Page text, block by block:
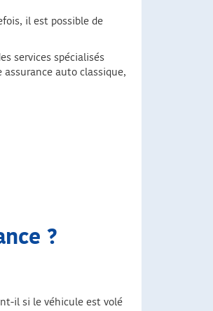
il est possible de
services spécialisés
auto classique,
?
il si le véhicule est volé